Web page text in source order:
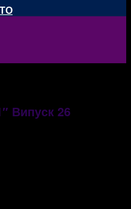
Випуск 26